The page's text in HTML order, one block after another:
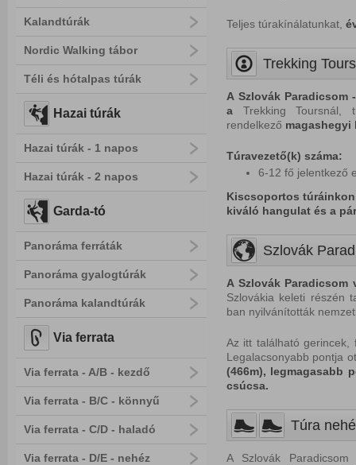
Kalandtúrák
Nordic Walking tábor
Téli és hótalpas túrák
Hazai túrák
Hazai túrák - 1 napos
Hazai túrák - 2 napos
Garda-tó
Panoráma ferráták
Panoráma gyalogtúrák
Panoráma kalandtúrák
Via ferrata
Via ferrata - A/B - kezdő
Via ferrata - B/C - könnyű
Via ferrata - C/D - haladó
Via ferrata - D/E - nehéz
Teljes túrakínálatunkat,
Trekking
A Szlovák Paradicsom -
a Trekking Toursnál,
rendelkező magashegyi
Túravezető(k) száma:
6-12 fő jelentkező
Kiscsoportos
kiváló hangulat és a
Szlovák
A Szlovák Paradicsom
Szlovákia keleti részén
ban nyilvánították
Az itt található gerincek,
Legalacsonyabb pontja
(466m), legmagasabb
csúcsa.
Túra
A Szlovák